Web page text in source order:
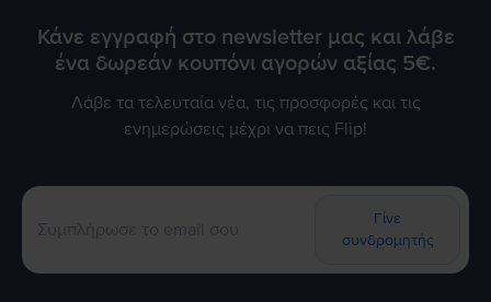
Κάνε εγγραφή στο newsletter μας και λάβε
ένα δωρεάν κουπόνι αγορών αξίας 5€.
Λάβε τα τελευταία νέα, τις προσφορές και τις
ενημερώσεις μέχρι να πεις Flip!
Γίνε
συνδρομητής